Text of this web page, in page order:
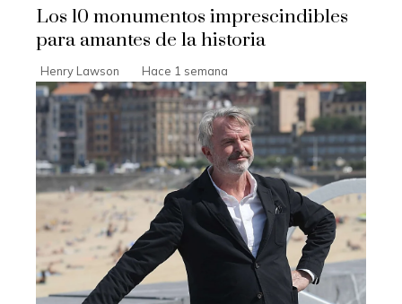
Los 10 monumentos imprescindibles
para amantes de la historia
Henry Lawson Hace 1 semana